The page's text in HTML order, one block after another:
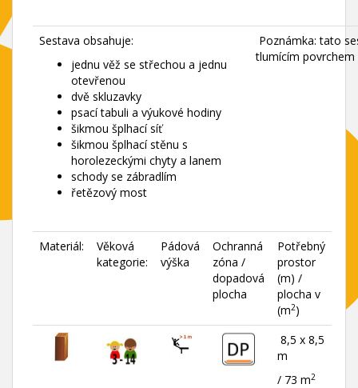
Sestava obsahuje:
jednu věž se střechou a jednu
otevřenou
dvě skluzavky
psací tabuli a výukové hodiny
šikmou šplhací síť
šikmou šplhací stěnu s
horolezeckými chyty a lanem
schody se zábradlím
řetězový most
Poznámka: tato
tlumícím povrchem
Materiál:
Věková
kategorie:
Pádová
výška
Ochranná
zóna /
dopadová
plocha
Potřebný
prostor
(m) /
plocha v
(m2)
8,5 x 8,5
m
/ 73 m2